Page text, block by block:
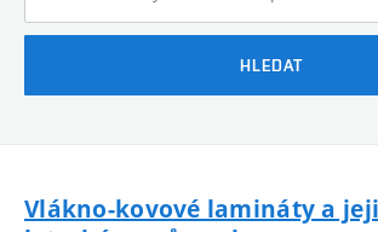
HLEDAT
Vlákno-kovové lamináty a